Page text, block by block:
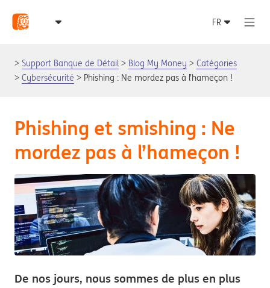
Support Banque de Détail Blog My Money
Catégories
Cybersécurité
Phishing : Ne mordez pas à l’hameçon !
Phishing et smishing : Ne
mordez pas à l’hameçon !
De nos jours, nous sommes de plus en plus